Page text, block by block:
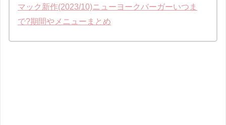
マック新作(2023/10)ニューヨークバーガーいつま
で?期間やメニューまとめ